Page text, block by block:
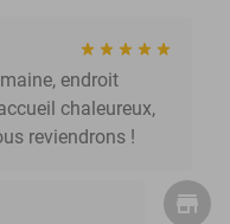
endroit
chaleureux,
reviendrons !